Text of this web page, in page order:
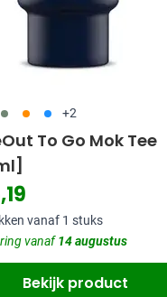
402 007 018 +2
To Go Mok Tee
vanaf 1 stuks
vanaf14 augustus
Bekijk product